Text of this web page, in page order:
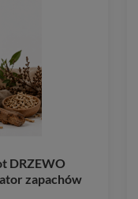
DRZEWO
zapachów